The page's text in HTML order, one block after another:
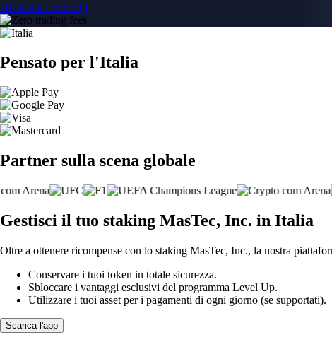
Unisciti a Level Up
Pensato per l'Italia
Partner sulla scena globale
Gestisci il tuo staking MasTec, Inc. in Italia
Oltre a ottenere ricompense con lo staking MasTec, Inc., la nostra
Conservare i tuoi token in totale sicurezza.
Sbloccare i vantaggi esclusivi del programma Level Up.
Utilizzare i tuoi asset per i pagamenti di ogni giorno (se supportati).
Scarica l'app